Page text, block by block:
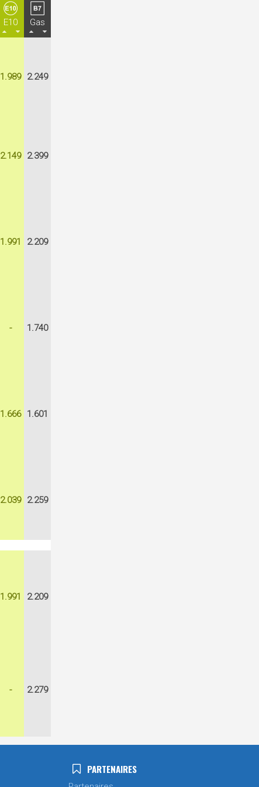
E10
Gas
1.989 2.249
2.149 2.399
1.991 2.209
- 1.740
1.666 1.601
2.039 2.259
1.991 2.209
- 2.279
PARTENAIRES